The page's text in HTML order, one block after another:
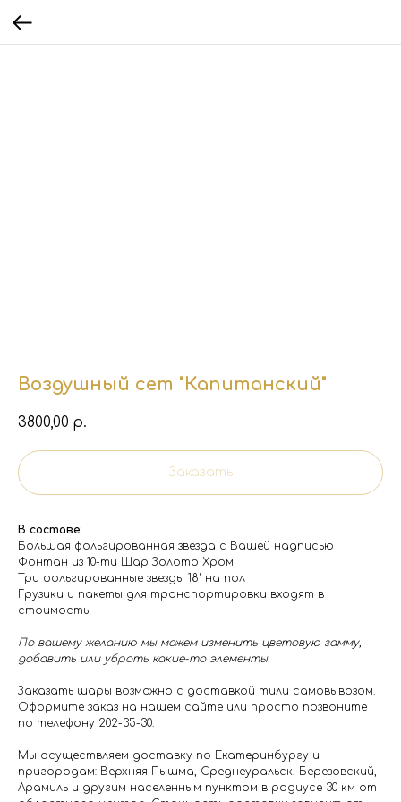
Воздушный сет "Капитанский"
3800,00 р.
Заказать
В составе:
Большая фольгированная звезда с Вашей надписью
Фонтан из 10-ти Шар Золото Хром
Три фольгированные звезды 18" на пол
Грузики и пакеты для транспортировки входят в
стоимость
По вашему желанию мы можем изменить цветовую гамму,
добавить или убрать какие-то элементы.
Заказать шары возможно с доставкой тили самовывозом.
Оформите заказ на нашем сайте или просто позвоните
по телефону 202-35-30.
Мы осуществляем доставку по Екатеринбургу и
пригородам: Верхняя Пышма, Среднеуральск, Березовский,
Арамиль и другим населенным пунктом в радиусе 30 км от